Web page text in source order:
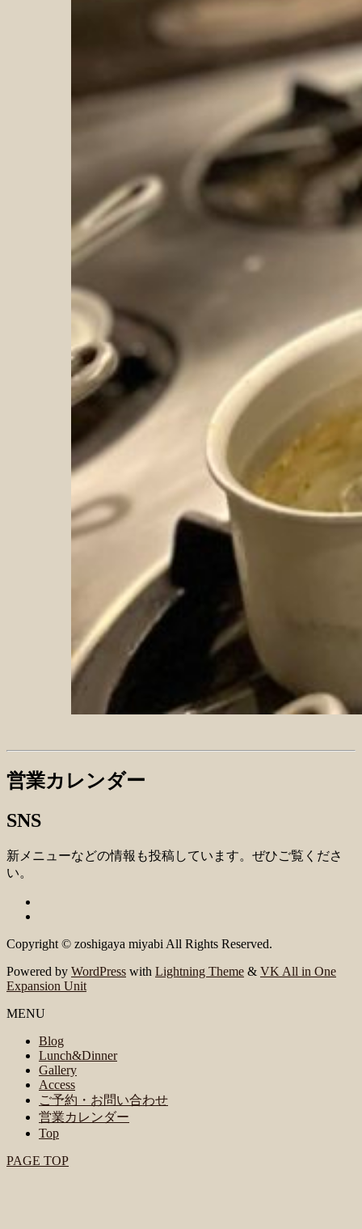
営業カレンダー
SNS
新メニューなどの情報も投稿しています。ぜひご覧くださ
い。
Copyright © zoshigaya miyabi All Rights Reserved.
Powered by WordPress with Lightning Theme & VK All in One
Expansion Unit
MENU
Blog
Lunch&Dinner
Gallery
Access
ご予約・お問い合わせ
営業カレンダー
Top
PAGE TOP